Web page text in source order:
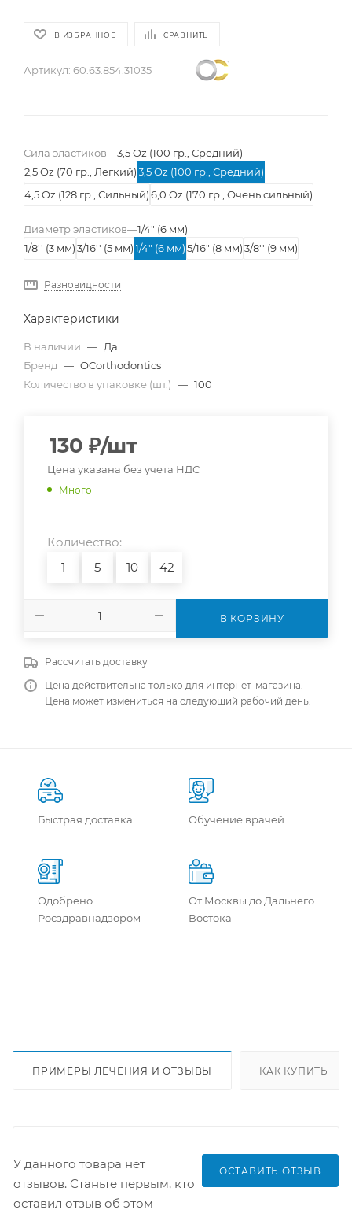
В ИЗБРАННОЕ СРАВНИТЬ
Артикул: 60.63.854.31035
Сила эластиков—3,5 Oz (100 гр., Средний)
2,5 Oz (70 гр., Легкий) 3,5 Oz (100 гр., Средний)
4,5 Oz (128 гр., Сильный)6,0 Oz (170 гр., Очень сильный)
Диаметр эластиков—1/4" (6 мм)
1/8'' (3 мм)3/16'' (5 мм) 1/4" (6 мм)5/16" (8 мм)3/8'' (9 мм)
Разновидности
Характеристики
В наличии — Да
Бренд — OCorthodontics
Количество в упаковке (шт.) — 100
130 ₽/шт
Цена указана без учета НДС
Много
Количество:
1
5 10 42
В КОРЗИНУ
Рассчитать доставку
Цена действительна только для интернет-магазина.
Цена может измениться на следующий рабочий день.
Быстрая доставка Обучение врачей
Одобрено
Росздравнадзором
От Москвы до Дальнего
Востока
ПРИМЕРЫ ЛЕЧЕНИЯ И ОТЗЫВЫ КАК КУПИТЬ
ОСТАВИТЬ ОТЗЫВ
У данного товара нет
отзывов. Станьте первым, кто
оставил отзыв об этом